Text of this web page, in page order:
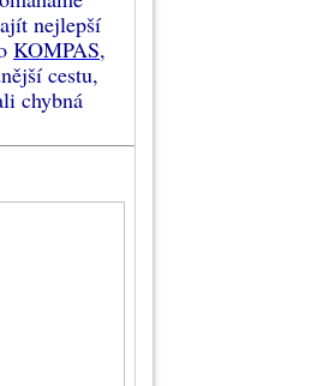
nejlepší
KOMPAS,
cestu,
chybná